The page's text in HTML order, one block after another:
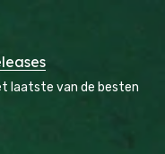
laatste van de besten